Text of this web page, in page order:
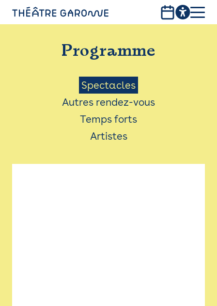
PROGRAMME
INFOS PRATIQUES
AVEC LES PUBLICS
ACCESSIBILITÉ
LES PRODUCTIONS
Programme
Menu
Saison
Spectacles
Autres rendez-vous
Temps forts
Artistes